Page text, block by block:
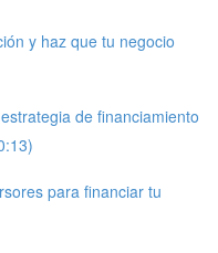
y haz que tu negocio
de financiamiento
para financiar tu